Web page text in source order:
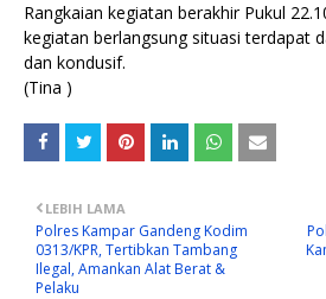
Rangkaian kegiatan berakhir Pukul
kegiatan berlangsung situasi terdapat
dan kondusif.
(Tina )
LEBIH LAMA
Polres Kampar Gandeng Kodim
0313/KPR, Tertibkan Tambang
Ilegal, Amankan Alat Berat &
Pelaku